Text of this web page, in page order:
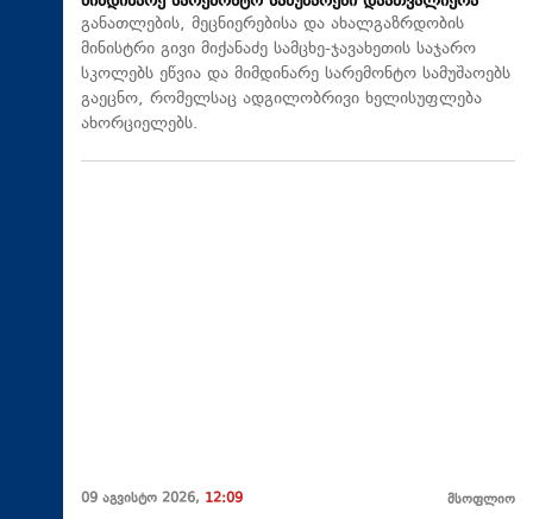
განათლების, მეცნიერებისა და ახალგაზრდობის
მინისტრი გივი მიქანაძე სამცხე-ჯავახეთის საჯარო
სკოლებს ეწვია და მიმდინარე სარემონტო სამუშაოებს
გაეცნო, რომელსაც ადგილობრივი ხელისუფლება
ახორციელებს.
09 აგვისტო 2026, 12:09 მსოფლიო